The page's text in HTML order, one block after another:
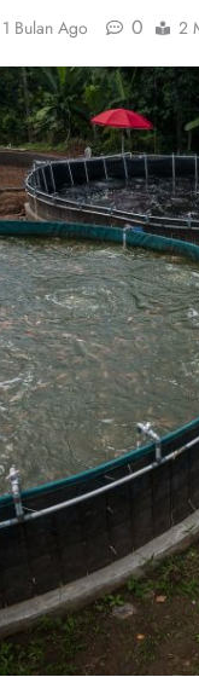
1 Bulan Ago 0 2